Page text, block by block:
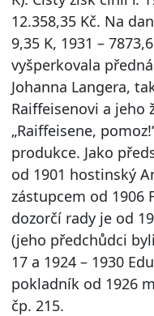
12.358,35 Kč. Na
9,35 K, 1931 –
vyšperkovala
Johanna Langera,
Raiffeisenovi a jeho
„Raiffeisene,
produkce. Jako
od 1901 hostinský
zástupcem od 1906
dozorčí rady je od
(jeho předchůdci
17 a 1924 – 1930
pokladník od 1926
čp. 215.